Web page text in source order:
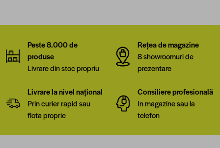
Peste 8.000 de
produse
Livrare din stoc propriu
Rețea de magazine
8 showroomuri de
prezentare
Livrare la nivel național
Prin curier rapid sau
flota proprie
Consiliere profesională
In magazine sau la
telefon